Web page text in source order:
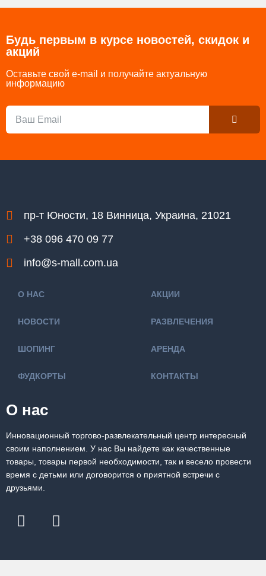
Будь первым в курсе новостей, скидок и
акций
Оставьте свой e-mail и получайте актуальную
информацию
Email Submit
пр-т Юности, 18 Винница, Украина, 21021
+38 096 470 09 77
info@s-mall.com.ua
О НАС
НОВОСТИ
ШОПИНГ
ФУДКОРТЫ
АКЦИИ
РАЗВЛЕЧЕНИЯ
АРЕНДА
КОНТАКТЫ
О нас
Инновационный торгово-развлекательный центр интересный
своим наполнением. У нас Вы найдете как качественные
товары, товары первой необходимости, так и весело провести
время с детьми или договорится о приятной встречи с
друзьями.
F
a
e
I
n
t